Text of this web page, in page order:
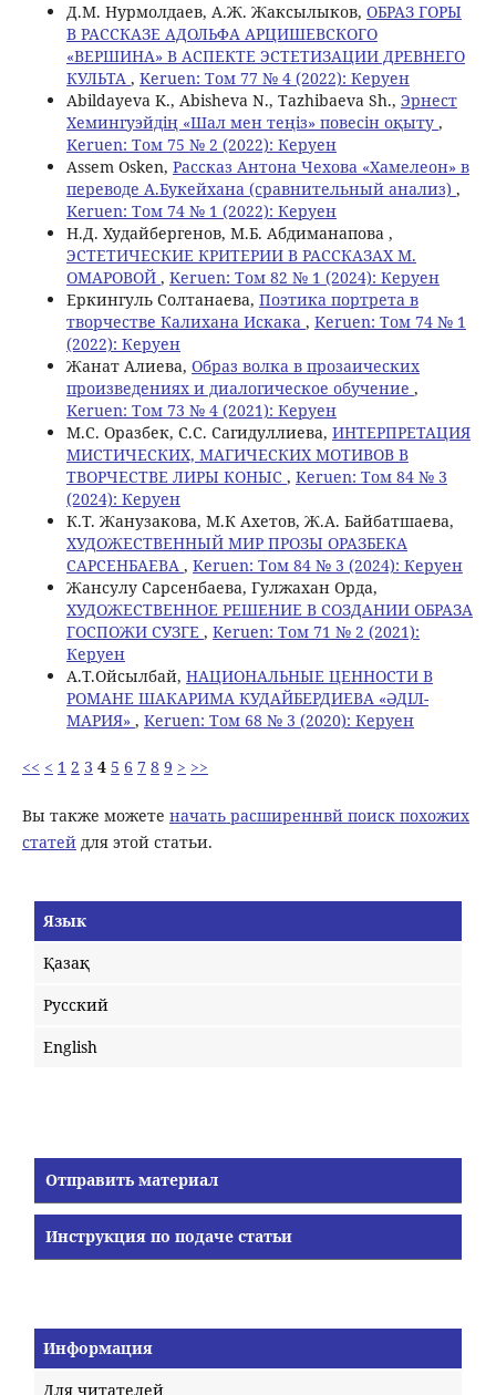
Д.М. Нурмолдаев, А.Ж. Жаксылыков, ОБРАЗ ГОРЫ
В РАССКАЗЕ АДОЛЬФА АРЦИШЕВСКОГО
«ВЕРШИНА» В АСПЕКТЕ ЭСТЕТИЗАЦИИ ДРЕВНЕГО
КУЛЬТА , Keruen: Том 77 № 4 (2022): Керуен
Abildayeva K., Abisheva N., Tazhibaeva Sh., Эрнест
Хемингуэйдің «Шал мен теңіз» повесін оқыту ,
Keruen: Том 75 № 2 (2022): Керуен
Assem Osken, Рассказ Антона Чехова «Хамелеон» в
переводе А.Букейхана (сравнительный анализ) ,
Keruen: Том 74 № 1 (2022): Керуен
Н.Д. Худайбергенов, М.Б. Абдиманапова ,
ЭСТЕТИЧЕСКИЕ КРИТЕРИИ В РАССКАЗАХ М.
ОМАРОВОЙ , Keruen: Том 82 № 1 (2024): Керуен
Еркингуль Солтанаева, Поэтика портрета в
творчестве Калихана Искака , Keruen: Том 74 № 1
(2022): Керуен
Жанат Алиева, Образ волка в прозаических
произведениях и диалогическое обучение ,
Keruen: Том 73 № 4 (2021): Керуен
М.С. Оразбек, С.C. Сагидуллиева, ИНТЕРПРЕТАЦИЯ
МИСТИЧЕСКИХ, МАГИЧЕСКИХ МОТИВОВ В
ТВОРЧЕСТВЕ ЛИРЫ КОНЫС , Keruen: Том 84 № 3
(2024): Керуен
К.Т. Жанузакова, М.К Ахетов, Ж.А. Байбатшаева,
ХУДОЖЕСТВЕННЫЙ МИР ПРОЗЫ ОРАЗБЕКА
САРСЕНБАЕВА , Keruen: Том 84 № 3 (2024): Керуен
Жансулу Сарсенбаева, Гулжахан Орда,
ХУДОЖЕСТВЕННОЕ РЕШЕНИЕ В СОЗДАНИИ ОБРАЗА
ГОСПОЖИ СУЗГЕ , Keruen: Том 71 № 2 (2021):
Керуен
А.Т.Ойсылбай, НАЦИОНАЛЬНЫЕ ЦЕННОСТИ В
РОМАНЕ ШАКАРИМА КУДАЙБЕРДИЕВА «ӘДІЛ-
МАРИЯ» , Keruen: Том 68 № 3 (2020): Керуен
<< < 1 2 3 4 5 6 7 8 9 > >>
Вы также можете начать расширеннвй поиск похожих
статейдля этой статьи.
Язык
Қазақ
Русский
English
Отправить материал
Инструкция по подаче статьи
Информация
Для читателей